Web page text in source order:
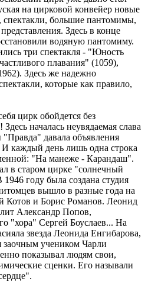
на цирковой конвейер новые
спектакли, большие пантомимы,
Здесь в конце
водяную пантомиму.
три спектакля - "Юность
плавания" (1059),
Здесь же надежно
которые как правило,
цирк обойдется без
началась неувядаемая слава
давала объявления
каждый день лишь одна строка
"На манеже - Карандаш".
в старом цирке "солнечный
году была создана студия
вышло в разные года на
и Борис Романов. Леонид
Александр Попов,
"хора" Сергей Боуслаев... На
звезда Леонида Енгибарова,
заочным учеником Чарли
показывал людям свои,
сценки. Его называли